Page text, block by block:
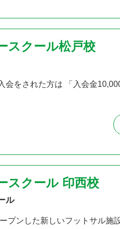
スクール松戸校
された方は 「入会金
スクール 印西校
ル
ンした新しいフットサル施